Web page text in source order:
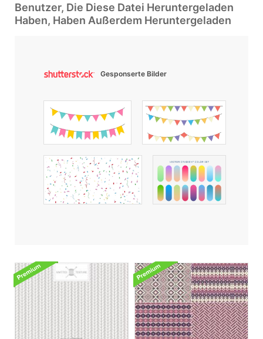
Benutzer, Die Diese Datei Heruntergeladen
Haben, Haben Außerdem Heruntergeladen
Gesponserte Bilder